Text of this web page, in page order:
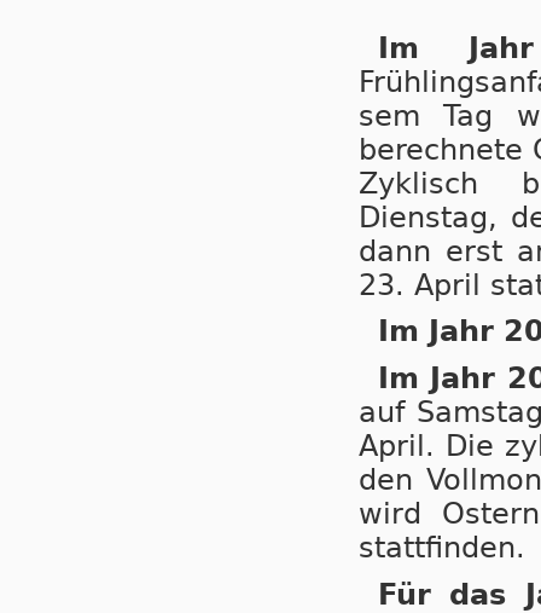
Im
sem Tag
berechnete
Zyklisch
Dienstag,
dann erst
23. April
Im Jahr
Im Jahr
auf
April. Die
den
wird
stattfinden.
Für das